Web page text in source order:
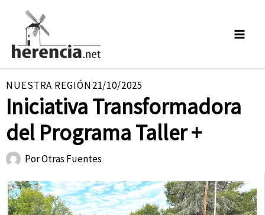
contenido
NUESTRA REGIÓN21/10/2025
Iniciativa Transformadora
del Programa Taller +
PorOtras Fuentes